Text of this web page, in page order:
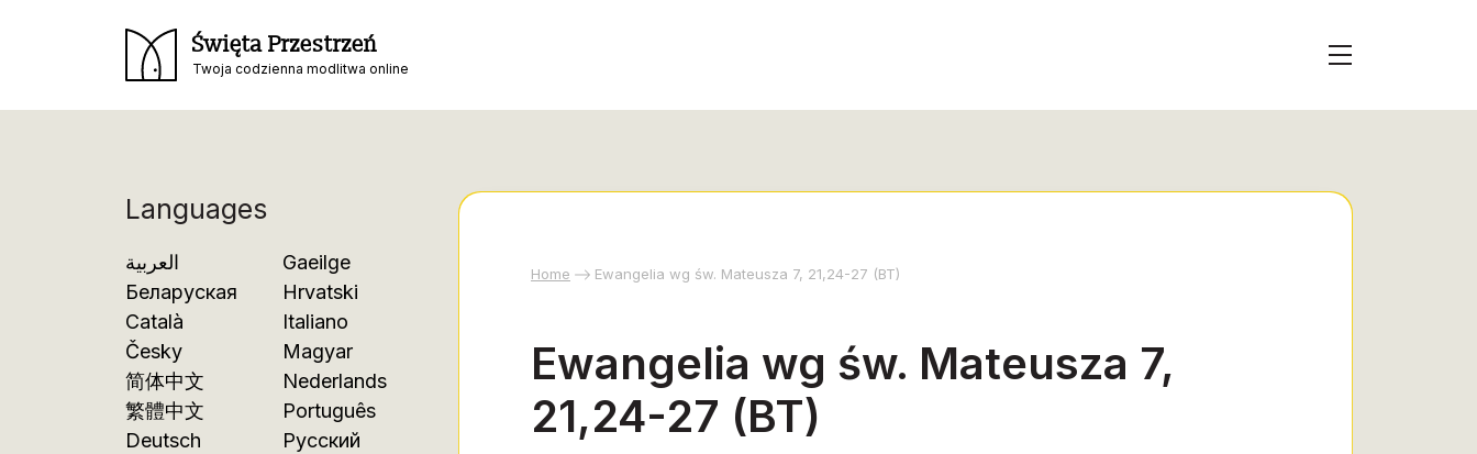
Święta Przestrzeń
Twoja codzienna modlitwa online
Languages
العربية
Беларуская
Català
Česky
简体中文
繁體中文
Deutsch
Gaeilge
Hrvatski
Italiano
Magyar
Nederlands
Português
Русский
Home Ewangelia wg św. Mateusza 7, 21,24-27 (BT)
Ewangelia wg św. Mateusza 7,
21,24-27 (BT)